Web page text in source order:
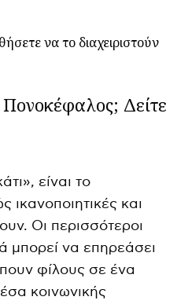
Δείτε
είναι το
και
Οι περισσότεροι
μπορεί να επηρεάσει
φίλους σε ένα
κοινωνικής